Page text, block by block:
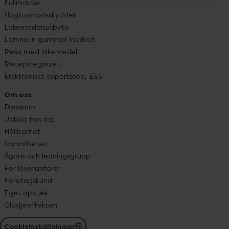
Fullmakter
Högkostnadsskyddet
Läkemedelsutbyte
Lämna in gammal medicin
Resa med läkemedel
Receptregistret
Elektroniskt expertstöd, EES
Om oss
Pressrum
Jobba hos oss
Hållbarhet
Samarbeten
Ägare och ledningsgrupp
För leverantörer
Företagskund
Eget apotek
Glädjeeffekten
Cookieinställningar